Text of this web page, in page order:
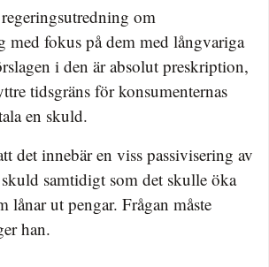
om
med fokus på dem med långvariga
i den är absolut preskription,
tidsgräns för konsumenternas
en skuld.
det innebär en viss passivisering av
samtidigt som det skulle öka
lånar ut pengar. Frågan måste
han.